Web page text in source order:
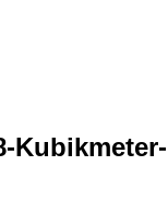
Kubikmeter-